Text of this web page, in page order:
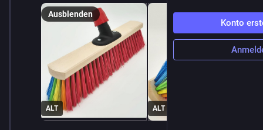
ALT ALT
Ausblenden
Konto